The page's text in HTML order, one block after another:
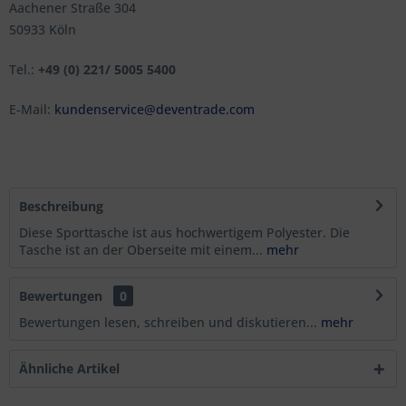
Aachener Straße 304
50933 Köln
Tel.: +49 (0) 221/ 5005 5400
E-Mail: kundenservice@deventrade.com
Beschreibung
Diese Sporttasche ist aus hochwertigem Polyester. Die
Tasche ist an der Oberseite mit einem... mehr
Bewertungen
0
Bewertungen lesen, schreiben und diskutieren... mehr
Ähnliche Artikel